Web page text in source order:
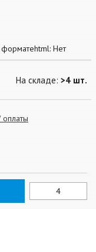
форматеhtml: Нет
На складе: >4 шт.
оплаты